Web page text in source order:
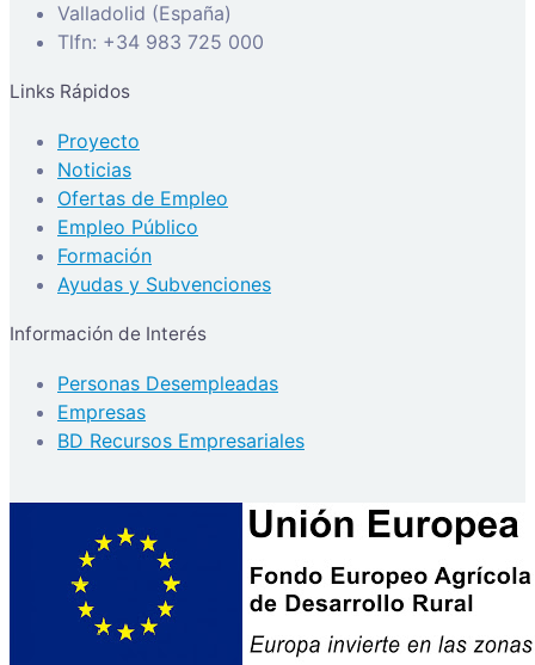
Valladolid (España)
Tlfn: +34 983 725 000
Links Rápidos
Proyecto
Noticias
Ofertas de Empleo
Empleo Público
Formación
Ayudas y Subvenciones
Información de Interés
Personas Desempleadas
Empresas
BD Recursos Empresariales